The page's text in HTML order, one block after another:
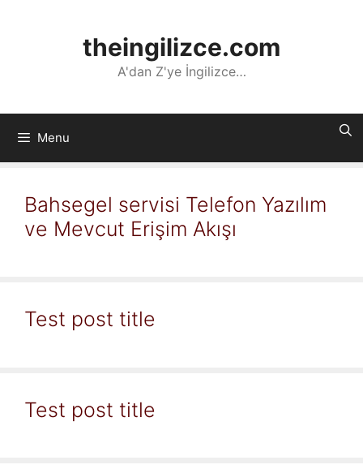
theingilizce.com
A'dan Z'ye İngilizce…
Menu
Bahsegel servisi Telefon Yazılım
ve Mevcut Erişim Akışı
Test post title
Test post title